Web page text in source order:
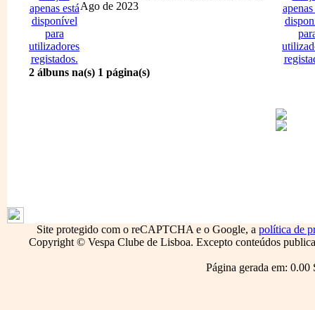
Ago de 2023
2 álbuns na(s) 1 página(s)
Site protegido com o reCAPTCHA e o Google, a política de
Copyright © Vespa Clube de Lisboa. Excepto conteúdos
Página gerada em: 0.00